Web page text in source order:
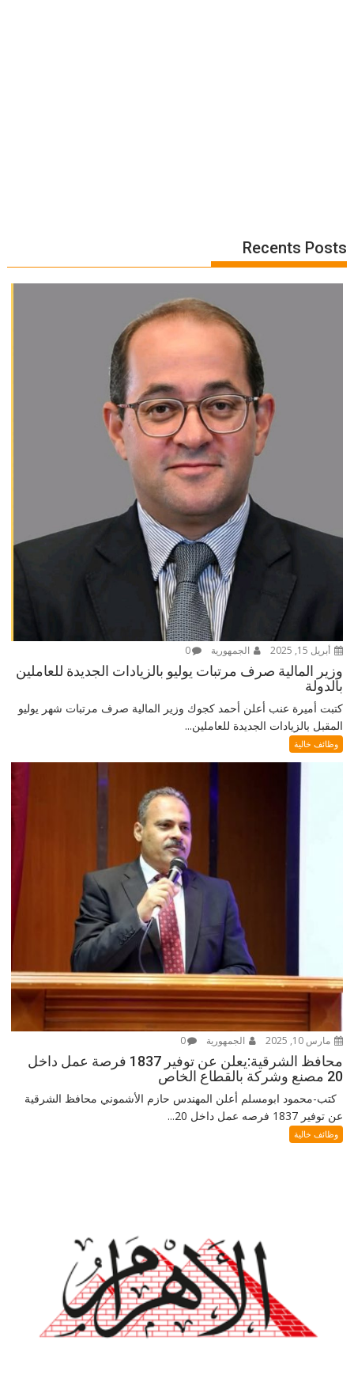
Recents Posts
أبريل 15, 2025 الجمهورية 0
وزير المالية صرف مرتبات يوليو بالزيادات الجديدة للعاملين
بالدولة
كتبت أميرة عنب أعلن أحمد كجوك وزير المالية صرف مرتبات شهر يوليو
المقبل بالزيادات الجديدة للعاملين...
وظائف خالية
مارس 10, 2025 الجمهورية 0
محافظ الشرقية:يعلن عن توفير 1837 فرصة عمل داخل
20 مصنع وشركة بالقطاع الخاص
كتب-محمود ابومسلم أعلن المهندس حازم الأشموني محافظ الشرقية
عن توفير 1837 فرصه عمل داخل 20...
وظائف خالية